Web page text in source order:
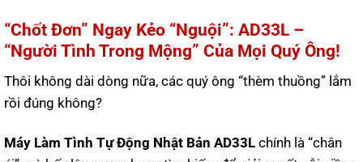
“Chốt Đơn” Ngay Kẻo “Nguội”: AD33L –
“Người Tình Trong Mộng” Của Mọi Quý Ông!
Thôi không dài dòng nữa, các quý ông “thèm thuồng” lắm
rồi đúng không?
Máy Làm Tình Tự Động Nhật Bản AD33L chính là “chân